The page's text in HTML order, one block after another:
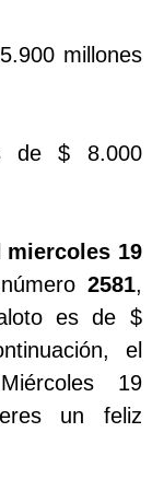
millones
$ 8.000
miercoles 19
2581,
es de $
el
19
un feliz